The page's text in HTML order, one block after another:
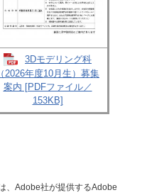
3Dモデリング科
（2026年度10月生）募集
案内 [PDFファイル／
153KB]
、Adobe社が提供するAdobe